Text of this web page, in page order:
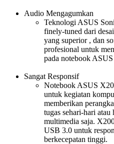
Audio Mengagumkan
Teknologi ASUS
finely-tuned dari
yang superior , dan
profesional untuk
pada notebook
Sangat Responsif
Notebook ASUS
untuk kegiatan
memberikan
tugas sehari-hari
multimedia saja.
USB 3.0 untuk
berkecepatan tinggi.